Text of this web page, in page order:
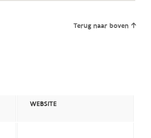
Terug naar boven
WEBSITE